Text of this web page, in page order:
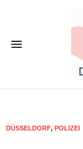
DÜSSELDORF, POLIZEI